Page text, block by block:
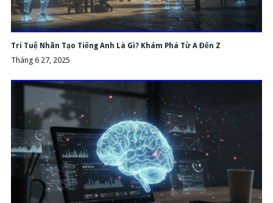
Trí Tuệ Nhân Tạo Tiếng Anh Là Gì? Khám Phá Từ A Đến Z
Tháng 6 27, 2025